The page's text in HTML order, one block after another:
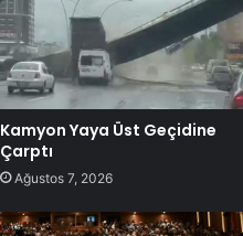
Kamyon Yaya Üst Geçidine
Çarptı
Ağustos 7, 2026